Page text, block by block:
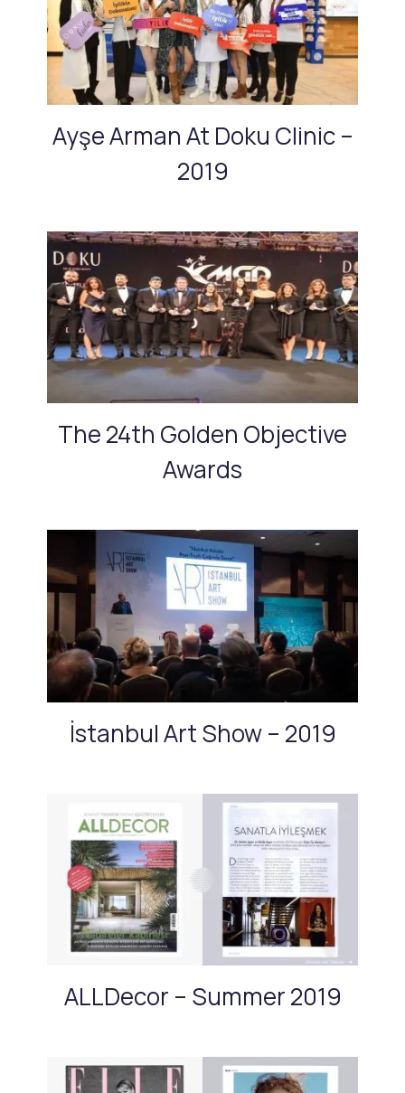
Ayşe Arman At Doku Clinic –
2019
The 24th Golden Objective
Awards
İstanbul Art Show – 2019
ALLDecor – Summer 2019